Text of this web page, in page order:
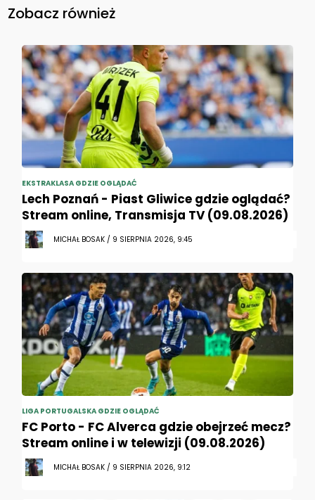
Zobacz również
EKSTRAKLASA GDZIE OGLĄDAĆ
Lech Poznań - Piast Gliwice gdzie oglądać?
Stream online, Transmisja TV (09.08.2026)
MICHAŁ BOSAK / 9 SIERPNIA 2026, 9:45
LIGA PORTUGALSKA GDZIE OGLĄDAĆ
FC Porto - FC Alverca gdzie obejrzeć mecz?
Stream online i w telewizji (09.08.2026)
MICHAŁ BOSAK / 9 SIERPNIA 2026, 9:12